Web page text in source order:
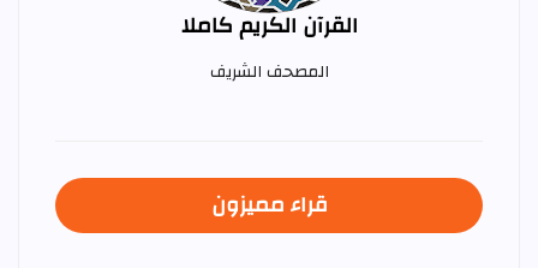
القرآن الكريم كاملا
المصحف الشريف
قراء مميزون